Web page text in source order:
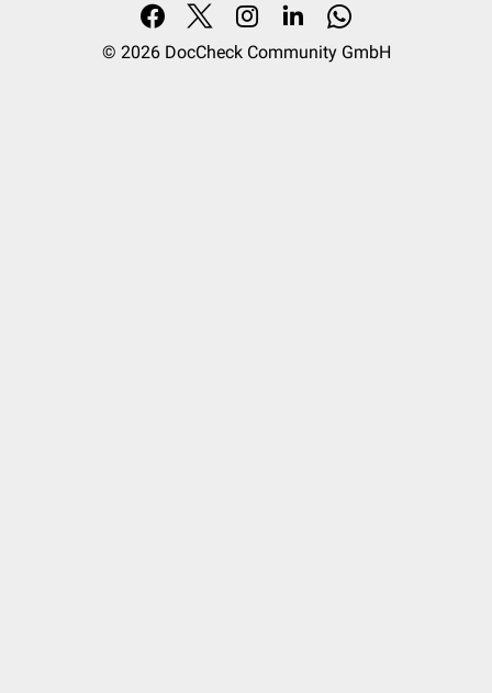
© 2026 DocCheck Community GmbH